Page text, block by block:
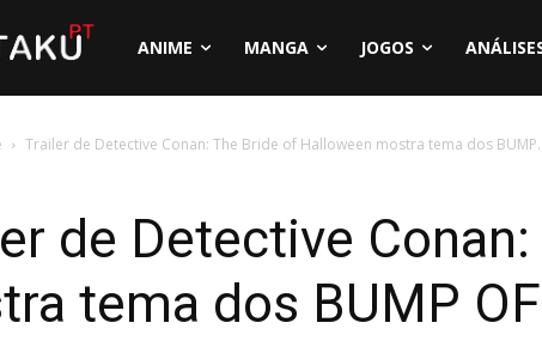
ANIME MANGA JOGOS
Trailer de Detective Conan: The Bride of Halloween mostra tema dos
de Detective
tema dos BUMP